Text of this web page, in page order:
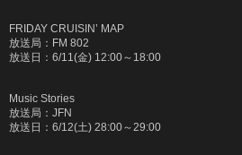
FRIDAY CRUISIN’ MAP
放送局： FM 802
放送日： 6/11(金) 12:00～ 18:00
Music Stories
放送局： JFN
放送日： 6/12(土) 28:00～29:00